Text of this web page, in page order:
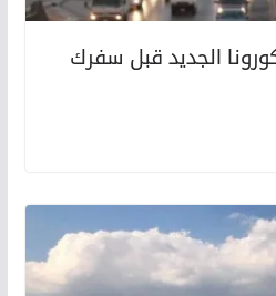
الجديد قبل سفرك